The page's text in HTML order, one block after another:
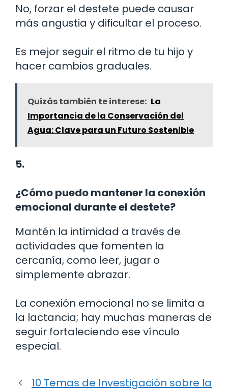
No, forzar el destete puede causar
más angustia y dificultar el proceso.
Es mejor seguir el ritmo de tu hijo y
hacer cambios graduales.
Quizás también te interese: La
Importancia de la Conservación del
Agua: Clave para un Futuro Sostenible
5.
¿Cómo puedo mantener la conexión
emocional durante el destete?
Mantén la intimidad a través de
actividades que fomenten la
cercanía, como leer, jugar o
simplemente abrazar.
La conexión emocional no se limita a
la lactancia; hay muchas maneras de
seguir fortaleciendo ese vínculo
especial.
10 Temas de Investigación sobre la